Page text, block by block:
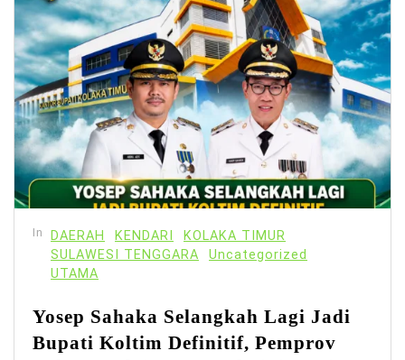
In DAERAH KENDARI
KOLAKA TIMUR
SULAWESI TENGGARA
Uncategorized
UTAMA
Yosep Sahaka Selangkah Lagi Jadi
Bupati Koltim Definitif, Pemprov